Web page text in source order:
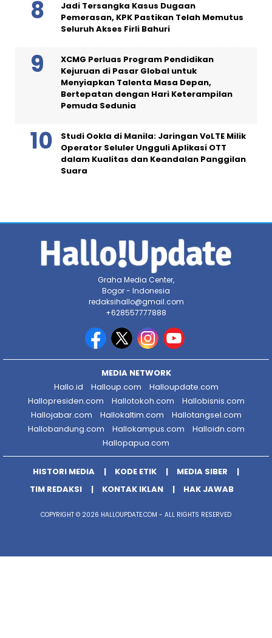
Jadi Tersangka Kasus Dugaan
Pemerasan, KPK Pastikan Telah Memutus
Seluruh Akses Firli Bahuri
XCMG Perluas Program Pendidikan
Kejuruan di Pasar Global untuk
Menyiapkan Talenta Masa Depan,
Bertepatan dengan Hari Keterampilan
Pemuda Sedunia
Studi Ookla di Manila: Jaringan VoLTE Milik
Operator Seluler Ungguli Aplikasi OTT
dalam Kualitas dan Keandalan Panggilan
Suara
Graha Media Center,
Bogor - Indonesia
redaksihallo@gmail.com
+628557777888
MEDIA NETWORK
Hallo.id
Halloup.com
Halloupdate.com
Hallopresiden.com
Hallotokoh.com
Hallobisnis.com
Hallojabar.com
Hallokaltim.com
Hallotangsel.com
Hallobandung.com
Hallokampus.com
Halloidn.com
Hallopapua.com
HISTORI MEDIA KODE ETIK
MEDIA SIBER
TIM REDAKSI
KONTAK IKLAN HAK JAWAB
COPYRIGHT © 2026 HALLOUPDATE.COM - ALL RIGHTS RESERVED